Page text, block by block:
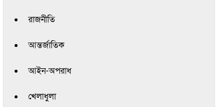
রাজনীতি
আন্তর্জাতিক
আইন-অপরাধ
খেলাধুলা